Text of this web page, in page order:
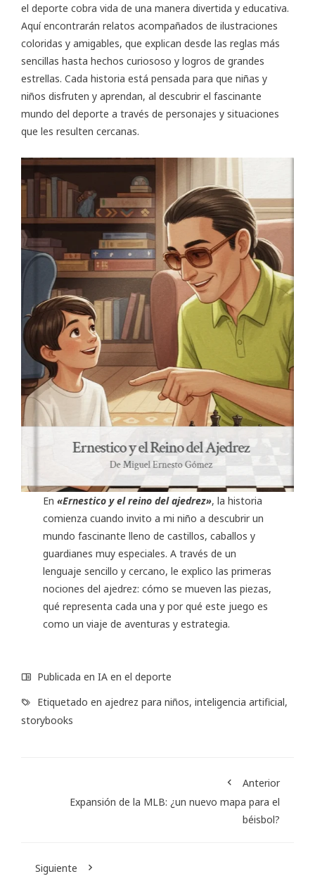
el deporte cobra vida de una manera divertida y educativa.
Aquí encontrarán relatos acompañados de ilustraciones
coloridas y amigables, que explican desde las reglas más
sencillas hasta hechos curiososo y logros de grandes
estrellas. Cada historia está pensada para que niñas y
niños disfruten y aprendan, al descubrir el fascinante
mundo del deporte a través de personajes y situaciones
que les resulten cercanas.
En«Ernestico y el reino del ajedrez», la historia
comienza cuando invito a mi niño a descubrir un
mundo fascinante lleno de castillos, caballos y
guardianes muy especiales. A través de un
lenguaje sencillo y cercano, le explico las primeras
nociones del ajedrez: cómo se mueven las piezas,
qué representa cada una y por qué este juego es
como un viaje de aventuras y estrategia.
Publicada en IA en el deporte
Etiquetado en ajedrez para niños, inteligencia artificial,
storybooks
Anterior
Expansión de la MLB: ¿un nuevo mapa para el
béisbol?
Siguiente